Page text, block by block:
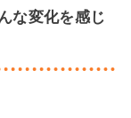
な変化を感じ